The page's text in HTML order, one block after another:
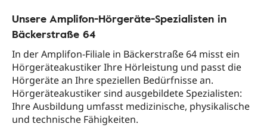
Unsere Amplifon-Hörgeräte-Spezialisten in
Bäckerstraße 64
In der Amplifon-Filiale in Bäckerstraße 64 misst ein
Hörgeräteakustiker Ihre Hörleistung und passt die
Hörgeräte an Ihre speziellen Bedürfnisse an.
Hörgeräteakustiker sind ausgebildete Spezialisten:
Ihre Ausbildung umfasst medizinische, physikalische
und technische Fähigkeiten.